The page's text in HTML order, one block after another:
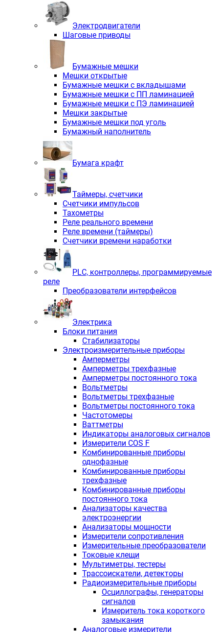
Электродвигатели
Шаговые приводы
Бумажные мешки
Мешки открытые
Бумажные мешки с вкладышами
Бумажные мешки с ПП ламинацией
Бумажные мешки с ПЭ ламинацией
Мешки закрытые
Бумажные мешки под уголь
Бумажный наполнитель
Бумага крафт
Таймеры, счетчики
Счетчики импульсов
Тахометры
Реле реального времени
Реле времени (таймеры)
Счетчики времени наработки
PLС, контроллеры, программируемые
реле
Преобразователи интерфейсов
Электрика
Блоки питания
Стабилизаторы
Электроизмерительные приборы
Амперметры
Амперметры трехфазные
Амперметры постоянного тока
Вольтметры
Вольтметры трехфазные
Вольтметры постоянного тока
Частотомеры
Ваттметры
Индикаторы аналоговых сигналов
Измерители COS F
Комбинированные приборы
однофазные
Комбинированные приборы
трехфазные
Комбинированные приборы
постоянного тока
Анализаторы качества
электроэнергии
Анализаторы мощности
Измерители сопротивления
Измерительные преобразователи
Токовые клещи
Мультиметры, тестеры
Трассоискатели, детекторы
Радиоизмерительные приборы
Осциллографы, генераторы
сигналов
Измеритель тока короткого
замыкания
Аналоговые измерители